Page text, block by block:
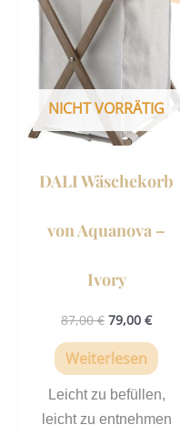
NICHT VORRÄTIG
DALI Wäschekorb
von Aquanova –
Ivory
87,00€
war:
87,00 €
79,00 €
Weiterlesen
Leicht zu befüllen,
leicht zu entnehmen